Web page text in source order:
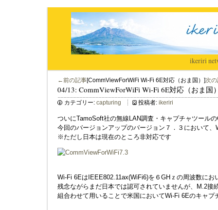
ikeriri|
←前の記事[CommViewForWiFi Wi-Fi 6E対応（おま国）]次
04/13: CommViewForWiFi Wi-Fi 6E対応（おま国
カテゴリー: capturing 投稿者: ikeriri
ついにTamoSoft社の無線LAN調査・キャプチャツール
今回のバージョンアップのバージョン７．３において
※ただし日本は現在のところ非対応です
Wi-Fi 6EはIEEE802.11ax(WiFi6)を６GHｚの周波数にお
残念ながらまだ日本では認可されていませんが、M.2接
組合わせて用いることで米国においてWi-Fi 6Eのキャプ